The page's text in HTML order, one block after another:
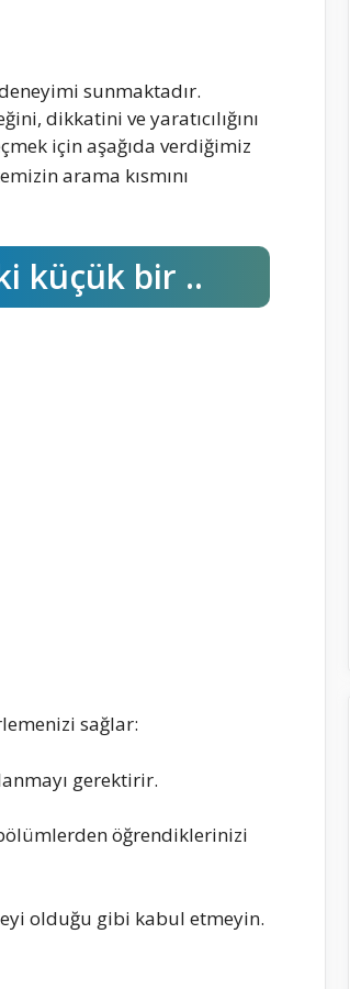
sunmaktadır.
dikkatini ve yaratıcılığını
için aşağıda verdiğimiz
arama kısmını
küçük bir ..
sağlar:
gerektirir.
öğrendiklerinizi
olduğu gibi kabul etmeyin.